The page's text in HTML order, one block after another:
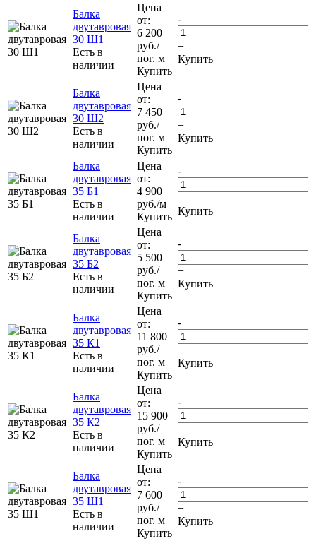
Балка
двутавровая
30 Ш1
Есть в
наличии
Цена
от:
6 200
руб./
пог. м
Купить
-
+
Купить
Балка
двутавровая
30 Ш2
Есть в
наличии
Цена
от:
7 450
руб./
пог. м
Купить
-
+
Купить
Балка
двутавровая
35 Б1
Есть в
наличии
Цена
от:
4 900
руб./м
Купить
-
+
Купить
Балка
двутавровая
35 Б2
Есть в
наличии
Цена
от:
5 500
руб./
пог. м
Купить
-
+
Купить
Балка
двутавровая
35 К1
Есть в
наличии
Цена
от:
11 800
руб./
пог. м
Купить
-
+
Купить
Балка
двутавровая
35 К2
Есть в
наличии
Цена
от:
15 900
руб./
пог. м
Купить
-
+
Купить
Балка
двутавровая
35 Ш1
Есть в
наличии
Цена
от:
7 600
руб./
пог. м
Купить
-
+
Купить